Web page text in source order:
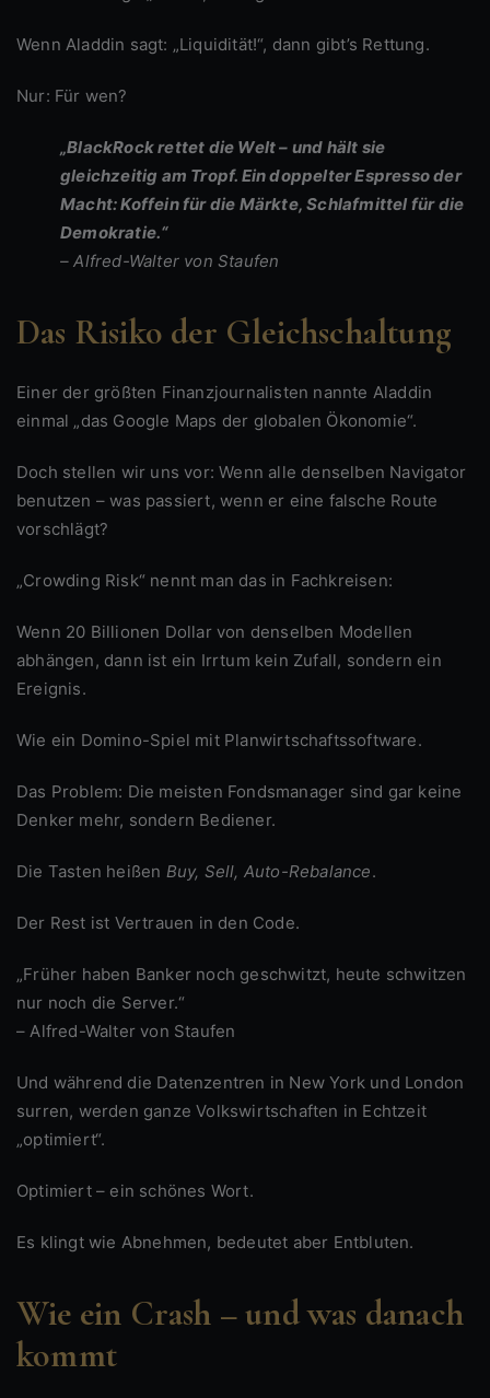
Wenn Aladdin sagt: „Liquidität!“, dann gibt’s Rettung.
Nur: Für wen?
„BlackRock rettet die Welt – und hält sie
gleichzeitig am Tropf. Ein doppelter Espresso der
Macht: Koffein für die Märkte, Schlafmittel für die
Demokratie.“
– Alfred-Walter von Staufen
Das Risiko der Gleichschaltung
Einer der größten Finanzjournalisten nannte Aladdin
einmal „das Google Maps der globalen Ökonomie“.
Doch stellen wir uns vor: Wenn alle denselben Navigator
benutzen – was passiert, wenn er eine falsche Route
vorschlägt?
„Crowding Risk“ nennt man das in Fachkreisen:
Wenn 20 Billionen Dollar von denselben Modellen
abhängen, dann ist ein Irrtum kein Zufall, sondern ein
Ereignis.
Wie ein Domino-Spiel mit Planwirtschaftssoftware.
Das Problem: Die meisten Fondsmanager sind gar keine
Denker mehr, sondern Bediener.
Die Tasten heißen Buy, Sell, Auto-Rebalance.
Der Rest ist Vertrauen in den Code.
„Früher haben Banker noch geschwitzt, heute schwitzen
nur noch die Server.“
– Alfred-Walter von Staufen
Und während die Datenzentren in New York und London
surren, werden ganze Volkswirtschaften in Echtzeit
„optimiert“.
Optimiert – ein schönes Wort.
Es klingt wie Abnehmen, bedeutet aber Entbluten.
Wie ein Crash – und was danach
kommt